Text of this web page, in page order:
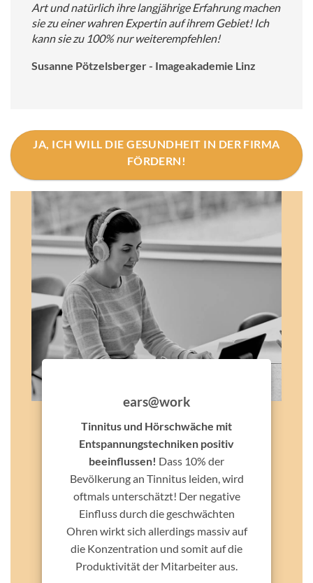
Art und natürlich ihre langjährige Erfahrung machen
sie zu einer wahren Expertin auf ihrem Gebiet! Ich
kann sie zu 100% nur weiterempfehlen!
Susanne Pötzelsberger - Imageakademie Linz
JA, ICH WILL DIE GESUNDHEIT IN DER FIRMA
FÖRDERN!
ears@work
Tinnitus und Hörschwäche mit
Entspannungstechniken positiv
beeinflussen! Dass 10% der
Bevölkerung an Tinnitus leiden, wird
oftmals unterschätzt! Der negative
Einfluss durch die geschwächten
Ohren wirkt sich allerdings massiv auf
die Konzentration und somit auf die
Produktivität der Mitarbeiter aus.